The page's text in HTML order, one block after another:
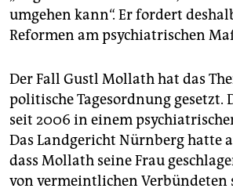
epaper login
umgehen kann“. Er fordert
Reformen am psychiatrischen
Der Fall Gustl Mollath hat das
politische Tagesordnung gesetzt.
seit 2006 in einem
Das Landgericht Nürnberg hatte
dass Mollath seine Frau
von vermeintlichen Verbündeten